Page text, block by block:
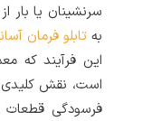
سرنشینان یا بار
به تابلو فرمان
این فرآیند که
است، نقش کلیدی
فرسودگی قطعات